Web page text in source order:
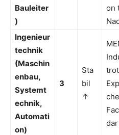
Bauleiter
)
on
Ingenieur
technik
(Maschin
enbau,
Systemt
echnik,
Automati
on)
3
Sta
bil
↑